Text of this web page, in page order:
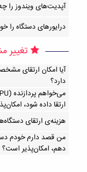
آپدیت‌های ویندوز را
درایورهای دستگاه را
تغییر
آیا امکان ارتقا‌ی
دارد؟
ارتقا داده شود،
هزینه‌ی ارتقای
من قصد دارم خودم
دهم، امکان‌پذیر است؟